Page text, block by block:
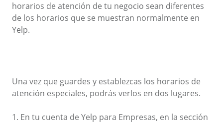
horarios de atención de tu negocio sean diferentes
de los horarios que se muestran normalmente en
Yelp.
Una vez que guardes y establezcas los horarios de
atención especiales, podrás verlos en dos lugares.
1. En tu cuenta de Yelp para Empresas, en la sección